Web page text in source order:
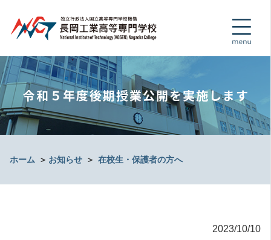
令和５年度後期授業公開を実施します
ホーム ＞ お知らせ ＞ 在校生・保護者の方へ
2023/10/10